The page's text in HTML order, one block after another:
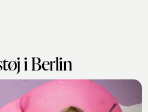
i Berlin